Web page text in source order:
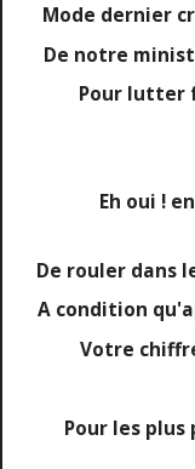
Mode dernier
De notre
Pour lutter
Eh oui !
De rouler dans
A condition
Votre
Pour les plus